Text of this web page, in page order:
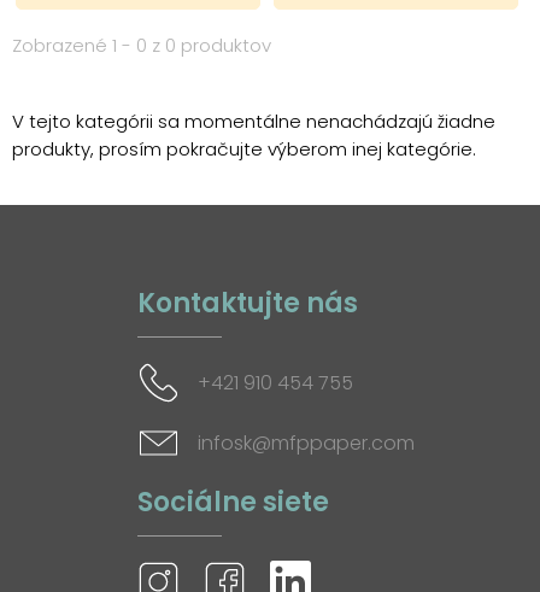
Zobrazené 1 - 0 z 0 produktov
V tejto kategórii sa momentálne nenachádzajú žiadne
produkty, prosím pokračujte výberom inej kategórie.
Kontaktujte nás
+421 910 454 755
infosk@mfppaper.com
Sociálne siete